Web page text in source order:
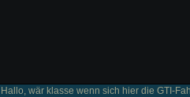
Hallo, wär klasse wenn sich hier die GTI-